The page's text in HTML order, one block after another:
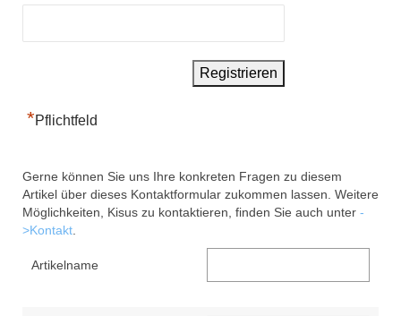
*Pflichtfeld
Gerne können Sie uns Ihre konkreten Fragen zu diesem
Artikel über dieses Kontaktformular zukommen lassen. Weitere
Möglichkeiten, Kisus zu kontaktieren, finden Sie auch unter -
>Kontakt
Artikelname